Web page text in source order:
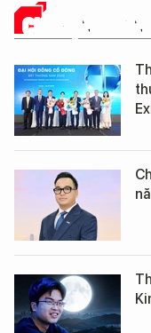
CHUYỆN